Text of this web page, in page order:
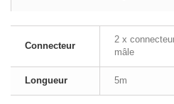
Connecteur
2 x
mâle
Longueur 5m